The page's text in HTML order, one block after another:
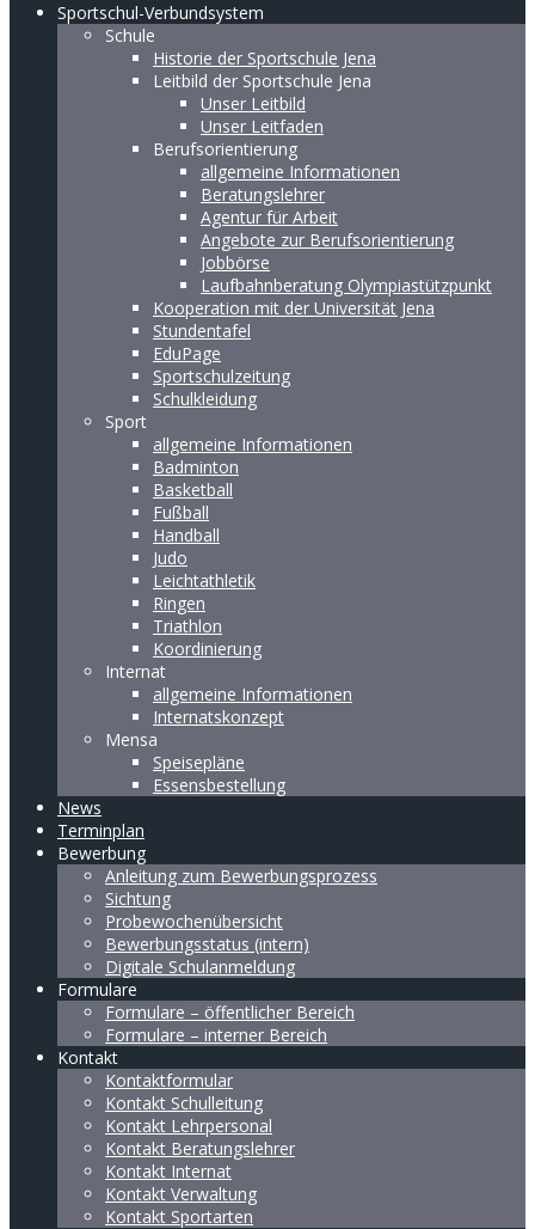
Sportschul-Verbundsystem
Schule
Historie der Sportschule Jena
Leitbild der Sportschule Jena
Unser Leitbild
Unser Leitfaden
Berufsorientierung
allgemeine Informationen
Beratungslehrer
Agentur für Arbeit
Angebote zur Berufsorientierung
Jobbörse
Laufbahnberatung Olympiastützpunkt
Kooperation mit der Universität Jena
Stundentafel
EduPage
Sportschulzeitung
Schulkleidung
Sport
allgemeine Informationen
Badminton
Basketball
Fußball
Handball
Judo
Leichtathletik
Ringen
Triathlon
Koordinierung
Internat
allgemeine Informationen
Internatskonzept
Mensa
Speisepläne
Essensbestellung
News
Terminplan
Bewerbung
Anleitung zum Bewerbungsprozess
Sichtung
Probewochenübersicht
Bewerbungsstatus (intern)
Digitale Schulanmeldung
Formulare
Formulare – öffentlicher Bereich
Formulare – interner Bereich
Kontakt
Kontaktformular
Kontakt Schulleitung
Kontakt Lehrpersonal
Kontakt Beratungslehrer
Kontakt Internat
Kontakt Verwaltung
Kontakt Sportarten